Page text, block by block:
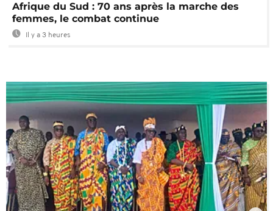
Afrique du Sud : 70 ans après la marche des
femmes, le combat continue
Il y a 3 heures